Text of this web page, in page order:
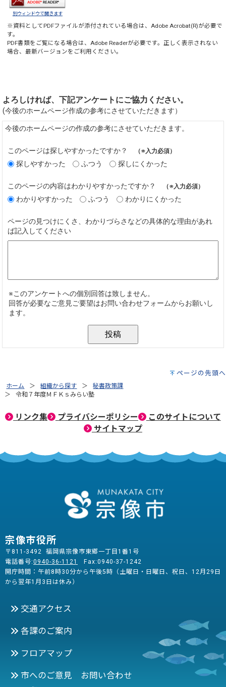
別ウィンドウで開きます
※資料としてPDFファイルが添付されている場合は、 Adobe Acrobat(R)が必要で
す。
PDF書類をご覧になる場合は、 Adobe Readerが必要です。正しく表示されない
場合、最新バージョンをご利用ください。
ページの先頭へ
ホーム 組織から探す
秘書政策課
令和７年度ＭＦＫｓみらい塾
リンク集 プライバシーポリシー
このサイトについて
サイトマップ
宗像市役所
〒811-3492 福岡県宗像市東郷一丁目1番1号
電話番号:0940-36-1121
Fax:0940-37-1242
開庁時間：午前8時30分から午後5時（土曜日・日曜日、祝日、12月29日
から翌年1月3日は休み）
交通アクセス
各課のご案内
フロアマップ
市へのご意見 お問い合わせ